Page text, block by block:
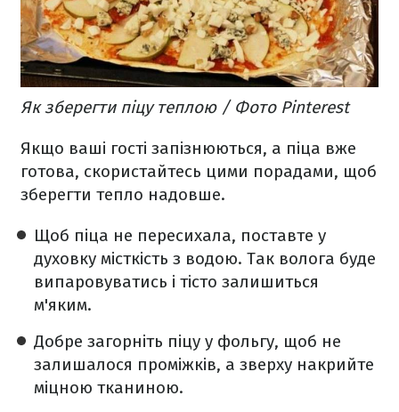
Як зберегти піцу теплою / Фото Pinterest
Якщо ваші гості запізнюються, а піца вже
готова, скористайтесь цими порадами, щоб
зберегти тепло надовше.
Щоб піца не пересихала, поставте у
духовку місткість з водою. Так волога буде
випаровуватись і тісто залишиться
м'яким.
Добре загорніть піцу у фольгу, щоб не
залишалося проміжків, а зверху накрийте
міцною тканиною.